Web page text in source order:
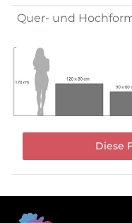
Quer- und
Diese